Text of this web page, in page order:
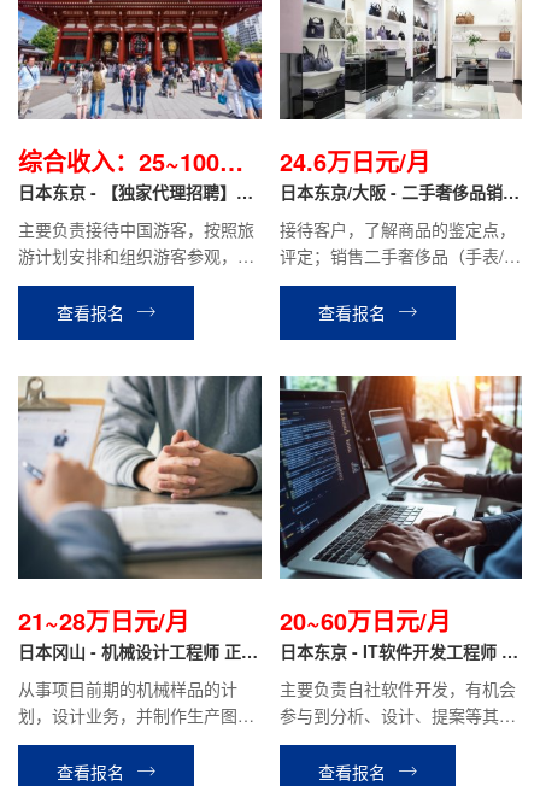
综合收入：25~100万
日元不等/月
日本东京 - 【独家代理招聘】导
游职
主要负责接待中国游客，按照旅
游计划安排和组织游客参观，游
览。介绍景点特色，管理游客的
交通，食宿等。协助处理游客在
旅途中遇到的问题。
查看报名
24.6万日元/月
日本东京/大阪 - 二手奢侈品销售
翻译 正社员
接待客户，了解商品的鉴定点，
评定；销售二手奢侈品（手表/服
装/包/宝石/首饰等）；运用
Instagram·TikTok进行SNS宣
传；商品库存管理等工作。
查看报名
21~28万日元/月
日本冈山 - 机械设计工程师 正社
从事项目前期的机械样品的计
划，设计业务，并制作生产图
纸，机械组装等业务
查看报名
20~60万日元/月
日本东京 - IT软件开发工程师 正
社员
主要负责自社软件开发，有机会
参与到分析、设计、提案等其他
相关工作。月薪20万日元~70万
日元（根据个人技术经验）
查看报名